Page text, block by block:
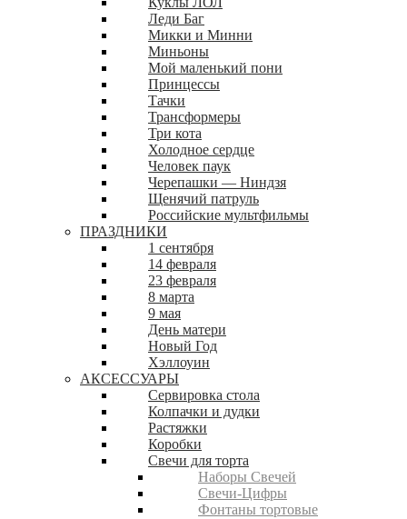
Леди Баг
Микки и Минни
Миньоны
Мой маленький пони
Принцессы
Тачки
Трансформеры
Три кота
Холодное сердце
Человек паук
Черепашки — Ниндзя
Щенячий патруль
Российские мультфильмы
ПРАЗДНИКИ
1 сентября
14 февраля
23 февраля
8 марта
9 мая
День матери
Новый Год
Хэллоуин
АКСЕССУАРЫ
Сервировка стола
Колпачки и дудки
Растяжки
Коробки
Свечи для торта
Наборы Свечей
Свечи-Цифры
Фонтаны тортовые